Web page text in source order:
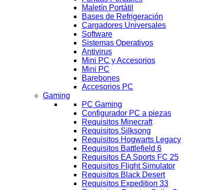
Maletín Portátil
Bases de Refrigeración
Cargadores Universales
Software
Sistemas Operativos
Antivirus
Mini PC y Accesorios
Mini PC
Barebones
Accesorios PC
Gaming
PC Gaming
Configurador PC a piezas
Requisitos Minecraft
Requisitos Silksong
Requisitos Hogwarts Legacy
Requisitos Battlefield 6
Requisitos EA Sports FC 25
Requisitos Flight Simulator
Requisitos Black Desert
Requisitos Expedition 33